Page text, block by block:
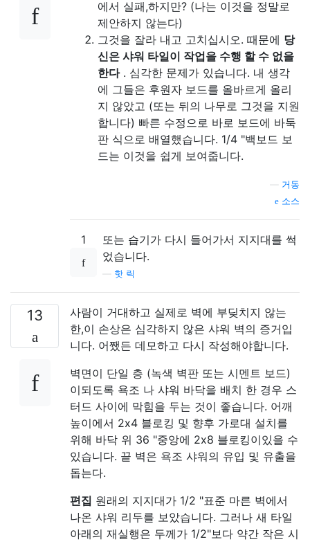
에서 실패,하지만? (나는 이것을 정말로
제안하지 않는다)
그것을 잘라 내고 고치십시오. 때문에 당
신은 샤워 타일이 작업을 수행 할 수 없을
한다. 심각한 문제가 있습니다. 내 생각
에 그들은 후원자 보드를 올바르게 올리
지 않았고 (또는 뒤의 나무로 그것을 지원
합니다) 빠른 수정으로 바로 보드에 바둑
판 식으로 배열했습니다. 1/4 "백보드 보
드는 이것을 쉽게 보여줍니다.
거동
소스
1
또는 습기가 다시 들어가서 지지대를 썩
었습니다.
핫 릭
13
사람이 거대하고 실제로 벽에 부딪치지 않는
한,이 손상은 심각하지 않은 샤워 벽의 증거입
니다. 어쨌든 데모하고 다시 작성해야합니다.
벽면이 단일 층 (녹색 벽판 또는 시멘트 보드)
이되도록 욕조 나 샤워 바닥을 배치 한 경우 스
터드 사이에 막힘을 두는 것이 좋습니다. 어깨
높이에서 2x4 블로킹 및 향후 가로대 설치를
위해 바닥 위 36 "중앙에 2x8 블로킹이있을 수
있습니다. 끝 벽은 욕조 샤워의 유입 및 유출을
돕는다.
편집 원래의 지지대가 1/2 "표준 마른 벽에서
나온 샤워 리두를 보았습니다. 그러나 새 타일
아래의 재실행은 두께가 1/2"보다 약간 작은 시